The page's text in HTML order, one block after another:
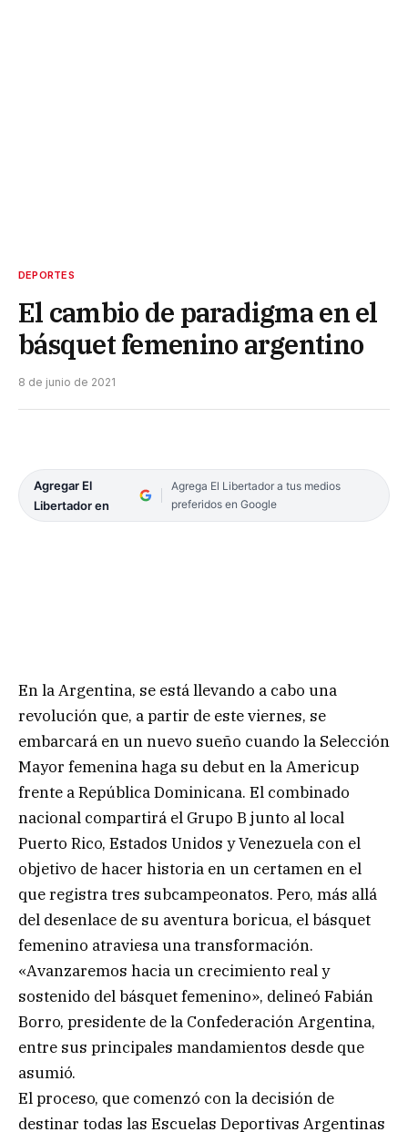
DEPORTES
El cambio de paradigma en el
básquet femenino argentino
8 de junio de 2021
Agregar El
Libertador en
Agrega El Libertador a tus medios
preferidos en Google
En la Argentina, se está llevando a cabo una
revolución que, a partir de este viernes, se
embarcará en un nuevo sueño cuando la Selección
Mayor femenina haga su debut en la Americup
frente a República Dominicana. El combinado
nacional compartirá el Grupo B junto al local
Puerto Rico, Estados Unidos y Venezuela con el
objetivo de hacer historia en un certamen en el
que registra tres subcampeonatos. Pero, más allá
del desenlace de su aventura boricua, el básquet
femenino atraviesa una transformación.
«Avanzaremos hacia un crecimiento real y
sostenido del básquet femenino», delineó Fabián
Borro, presidente de la Confederación Argentina,
entre sus principales mandamientos desde que
asumió.
El proceso, que comenzó con la decisión de
destinar todas las Escuelas Deportivas Argentinas